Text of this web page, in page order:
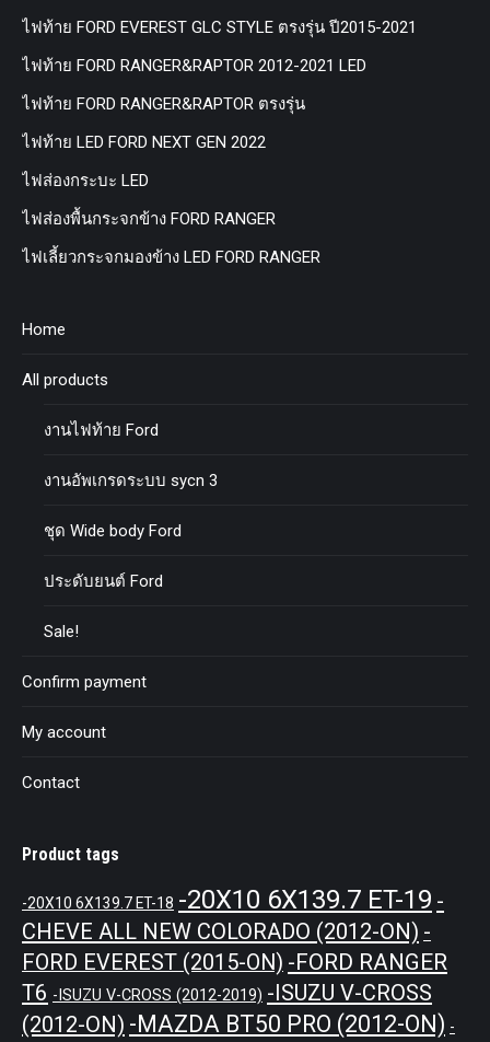
ไฟท้าย FORD EVEREST GLC STYLE ตรงรุ่น ปี2015-2021
ไฟท้าย FORD RANGER&RAPTOR 2012-2021 LED
ไฟท้าย FORD RANGER&RAPTOR ตรงรุ่น
ไฟท้าย LED FORD NEXT GEN 2022
ไฟส่องกระบะ LED
ไฟส่องพื้นกระจกข้าง FORD RANGER
ไฟเลี้ยวกระจกมองข้าง LED FORD RANGER
Home
All products
งานไฟท้าย Ford
งานอัพเกรดระบบ sycn 3
ชุด Wide body Ford
ประดับยนต์ Ford
Sale!
Confirm payment
My account
Contact
Product tags
-20X10 6X139.7 ET-18 -20X10 6X139.7 ET-19 -
CHEVE ALL NEW COLORADO (2012-ON) -
FORD EVEREST (2015-ON) -FORD RANGER
T6 -ISUZU V-CROSS (2012-2019) -ISUZU V-CROSS
(2012-ON) -MAZDA BT50 PRO (2012-ON) -